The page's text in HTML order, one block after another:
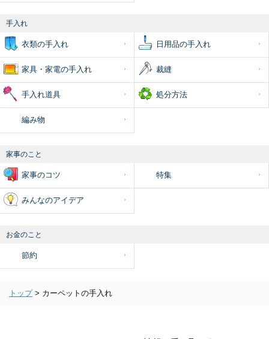
手入れ
衣類の手入れ 日用品の手入れ
家具・家電の手入れ 裁縫
手入れ道具 処分方法
編み物
家事のこと
家事のコツ 特集
みんなのアイデア
お金のこと
節約
トップ > カーペットの手入れ